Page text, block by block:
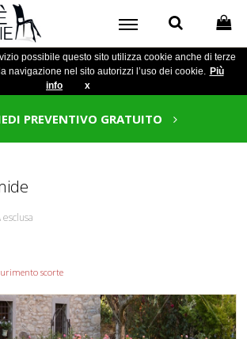
possibile questo sito utilizza cookie anche di terze
navigazione nel sito autorizzi l’uso dei cookie. Più
info
x
PREVENTIVO GRATUITO
esclusa
scorte